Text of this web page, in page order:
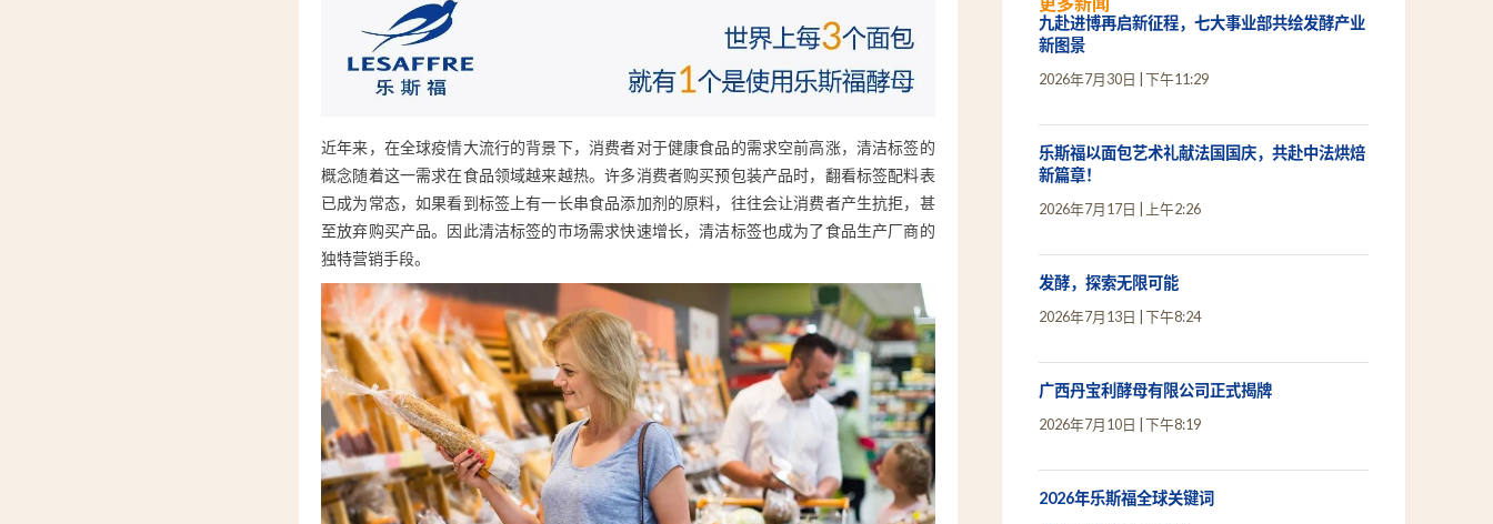
近年来，在全球疫情大流行的背景下，消费者对于健康食品的需求空前高涨，清洁标签的
概念随着这一需求在食品领域越来越热。许多消费者购买预包装产品时，翻看标签配料表
已成为常态，如果看到标签上有一长串食品添加剂的原料，往往会让消费者产生抗拒，甚
至放弃购买产品。因此清洁标签的市场需求快速增长，清洁标签也成为了食品生产厂商的
独特营销手段。
九赴进博再启新征程，七大事业部共绘发酵产业
新图景
2026年7月30日 下午11:29
乐斯福以面包艺术礼献法国国庆，共赴中法烘焙
新篇章！
2026年7月17日 上午2:26
发酵，探索无限可能
2026年7月13日 下午8:24
广西丹宝利酵母有限公司正式揭牌
2026年7月10日 下午8:19
2026年乐斯福全球关键词